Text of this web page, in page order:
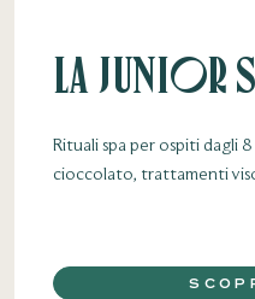
La Junior
Rituali spa per ospiti dagli 8
cioccolato, trattamenti